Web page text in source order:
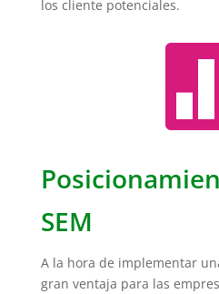
los cliente potenciales.
SEM
A la hora de implementar
gran ventaja para las